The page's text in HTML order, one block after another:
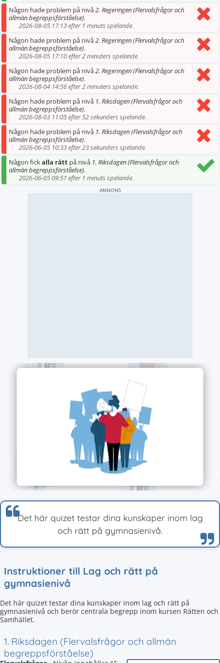
Någon hade problem på nivå2. Regeringen (Flervalsfrågor och
allmän begreppsförståelse).
2026-08-05 17:13 efter 1 minuts spelande.
Någon hade problem på nivå2. Regeringen (Flervalsfrågor och
allmän begreppsförståelse).
2026-08-05 17:10 efter 2 minuters spelande.
Någon hade problem på nivå2. Regeringen (Flervalsfrågor och
allmän begreppsförståelse).
2026-08-04 14:56 efter 2 minuters spelande.
Någon hade problem på nivå 1. Riksdagen (Flervalsfrågor och
allmän begreppsförståelse).
2026-08-03 11:05 efter 52 sekunders spelande.
Någon hade problem på nivå 1. Riksdagen (Flervalsfrågor och
allmän begreppsförståelse).
2026-06-05 10:33 efter 23 sekunders spelande.
Någon fickalla rätt på nivå 1. Riksdagen (Flervalsfrågor och
allmän begreppsförståelse).
2026-06-05 09:51 efter 1 minuts spelande.
ANNONS
Det här quizet testar dina kunskaper inom lag
och rätt på gymnasienivå.
Instruktioner till Lag och rätt på
gymnasienivå
Det här quizet testar dina kunskaper inom lag och rätt på
gymnasienivå och berör centrala begrepp inom kursen Rätten och
Samhället.
1. Riksdagen (Flervalsfrågor och allmän
begreppsförståelse)